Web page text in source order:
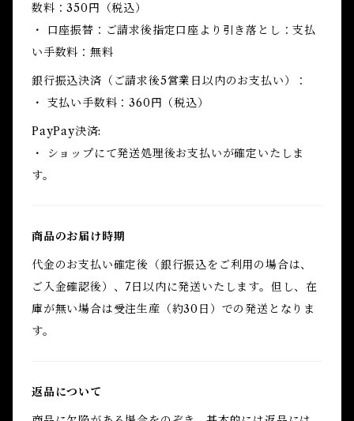
数料：350円（税込）
・ 口座振替：ご請求後指定口座より引き落とし：支払
い手数料：無料
銀行振込決済（ご請求後5営業日以内のお支払い）：
・ 支払い手数料：360円（税込）
PayPay決済:
・ ショップにて発送処理後お支払いが確定いたしま
す。
商品のお届け時期
代金のお支払い確定後（銀行振込をご利用の場合は、
ご入金確認後）、7日以内に発送いたします。但し、在
庫が無い場合は受注生産（約30日）での発送となりま
す。
返品について